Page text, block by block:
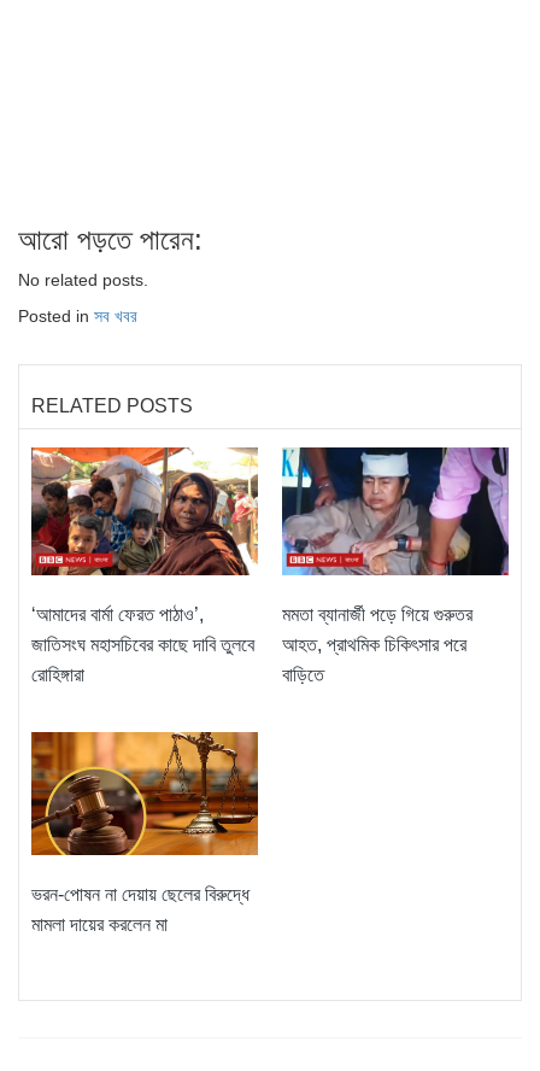
আরো পড়তে পারেন:
No related posts.
Posted in সব খবর
RELATED POSTS
‘আমাদের বার্মা ফেরত পাঠাও’,
জাতিসংঘ মহাসচিবের কাছে দাবি তুলবে
রোহিঙ্গারা
মমতা ব্যানার্জী পড়ে গিয়ে গুরুতর
আহত, প্রাথমিক চিকিৎসার পরে
বাড়িতে
ভরন-পোষন না দেয়ায় ছেলের বিরুদ্ধে
মামলা দায়ের করলেন মা